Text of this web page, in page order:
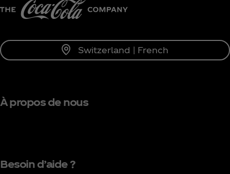
Switzerland | French
À propos de nous
Besoin d’aide ?